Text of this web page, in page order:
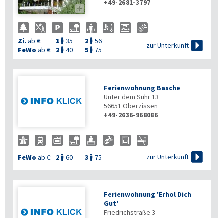

+49-2681-3797
Zi.ab €: 1  35 2  56
FeWo ab €: 2  40 5  75
zur Unterkunft 
Ferienwohnung Basche
Unter dem Suhr 13
56651 Oberzissen
+49-2636-968086
FeWo ab €: 2  60 3  75 zur Unterkunft 
Ferienwohnung 'Erhol Dich
Gut'
Friedrichstraße 3